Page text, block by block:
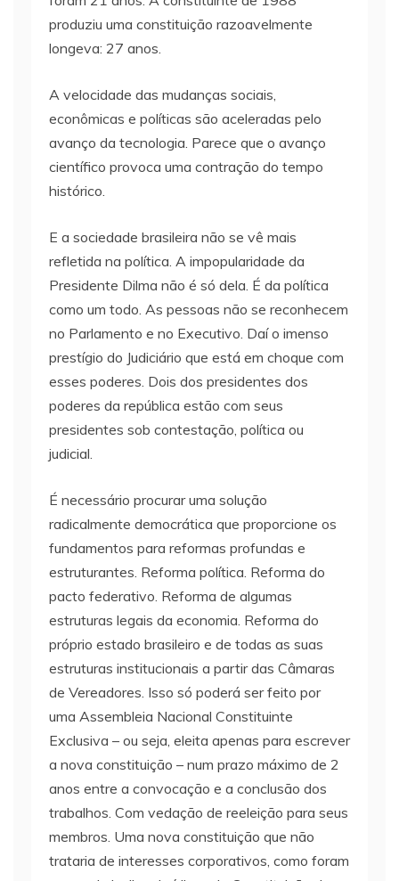
produziu uma constituição razoavelmente
longeva: 27 anos.
A velocidade das mudanças sociais,
econômicas e políticas são aceleradas pelo
avanço da tecnologia. Parece que o avanço
científico provoca uma contração do tempo
histórico.
E a sociedade brasileira não se vê mais
refletida na política. A impopularidade da
Presidente Dilma não é só dela. É da política
como um todo. As pessoas não se reconhecem
no Parlamento e no Executivo. Daí o imenso
prestígio do Judiciário que está em choque com
esses poderes. Dois dos presidentes dos
poderes da república estão com seus
presidentes sob contestação, política ou
judicial.
É necessário procurar uma solução
radicalmente democrática que proporcione os
fundamentos para reformas profundas e
estruturantes. Reforma política. Reforma do
pacto federativo. Reforma de algumas
estruturas legais da economia. Reforma do
próprio estado brasileiro e de todas as suas
estruturas institucionais a partir das Câmaras
de Vereadores. Isso só poderá ser feito por
uma Assembleia Nacional Constituinte
Exclusiva – ou seja, eleita apenas para escrever
a nova constituição – num prazo máximo de 2
anos entre a convocação e a conclusão dos
trabalhos. Com vedação de reeleição para seus
membros. Uma nova constituição que não
trataria de interesses corporativos, como foram